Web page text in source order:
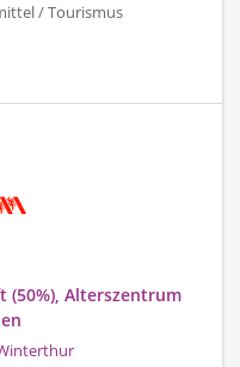
/ Tourismus
Alterszentrum